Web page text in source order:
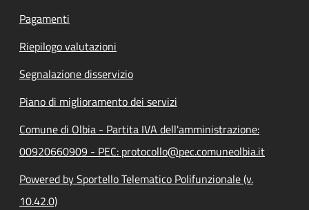
Pagamenti
Riepilogo valutazioni
Segnalazione disservizio
Piano di miglioramento dei servizi
Comune di Olbia - Partita IVA dell'amministrazione:
00920660909 - PEC: protocollo@pec.comuneolbia.it
Powered by Sportello Telematico Polifunzionale (v.
10.42.0)